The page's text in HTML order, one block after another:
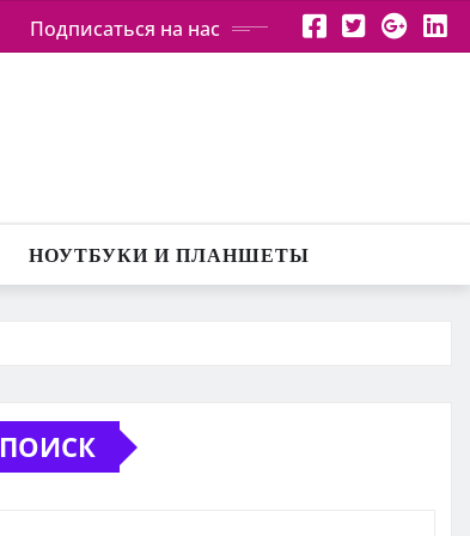
Подписаться на нас
НОУТБУКИ И ПЛАНШЕТЫ
ПОИСК